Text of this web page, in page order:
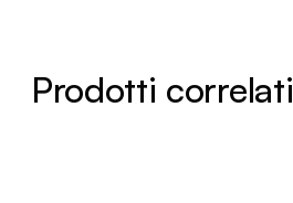
Prodotti correlati